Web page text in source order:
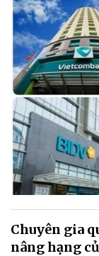
Chuyên gia
nâng hạng